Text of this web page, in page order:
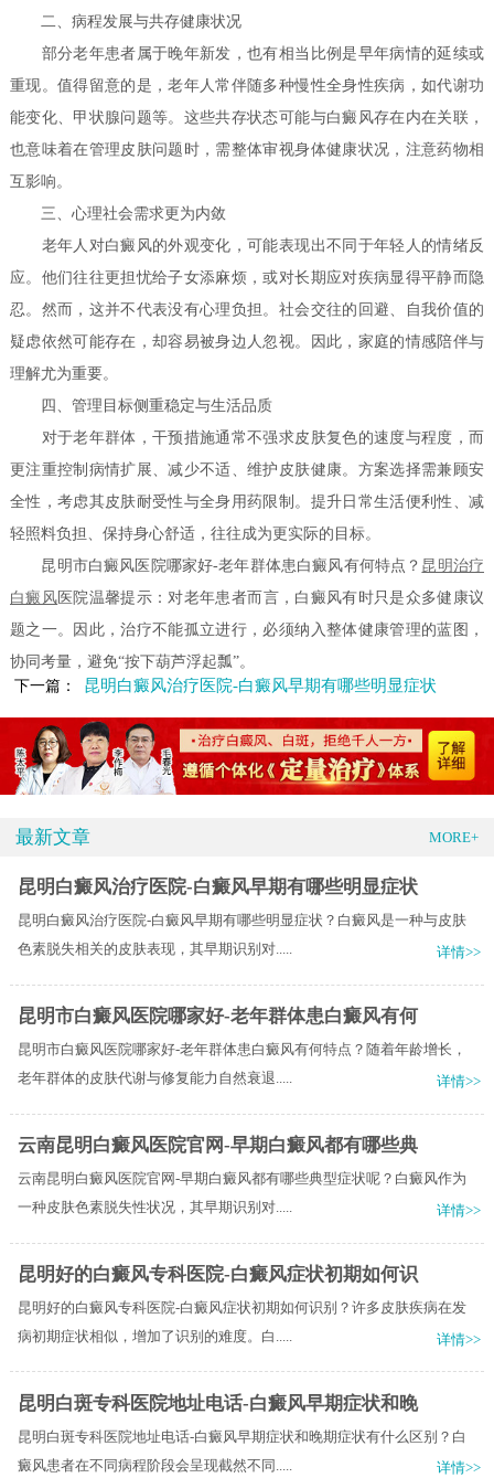
二、病程发展与共存健康状况
部分老年患者属于晚年新发，也有相当比例是早年病情的延续或
重现。值得留意的是，老年人常伴随多种慢性全身性疾病，如代谢功
能变化、甲状腺问题等。这些共存状态可能与白癜风存在内在关联，
也意味着在管理皮肤问题时，需整体审视身体健康状况，注意药物相
互影响。
三、心理社会需求更为内敛
老年人对白癜风的外观变化，可能表现出不同于年轻人的情绪反
应。他们往往更担忧给子女添麻烦，或对长期应对疾病显得平静而隐
忍。然而，这并不代表没有心理负担。社会交往的回避、自我价值的
疑虑依然可能存在，却容易被身边人忽视。因此，家庭的情感陪伴与
理解尤为重要。
四、管理目标侧重稳定与生活品质
对于老年群体，干预措施通常不强求皮肤复色的速度与程度，而
更注重控制病情扩展、减少不适、维护皮肤健康。方案选择需兼顾安
全性，考虑其皮肤耐受性与全身用药限制。提升日常生活便利性、减
轻照料负担、保持身心舒适，往往成为更实际的目标。
昆明市白癜风医院哪家好-老年群体患白癜风有何特点？ 昆明治疗
白癜风 医院温馨提示：对老年患者而言，白癜风有时只是众多健康议
题之一。因此，治疗不能孤立进行，必须纳入整体健康管理的蓝图，
协同考量，避免“按下葫芦浮起瓢”。
下一篇：
昆明白癜风治疗医院-白癜风早期有哪些明显症状
最新文章 MORE+
昆明白癜风治疗医院-白癜风早期有哪些明显症状
昆明白癜风治疗医院-白癜风早期有哪些明显症状？白癜风是一种与皮肤
色素脱失相关的皮肤表现，其早期识别对.....
详情>>
昆明市白癜风医院哪家好-老年群体患白癜风有何
昆明市白癜风医院哪家好-老年群体患白癜风有何特点？随着年龄增长，
老年群体的皮肤代谢与修复能力自然衰退.....
详情>>
云南昆明白癜风医院官网-早期白癜风都有哪些典
云南昆明白癜风医院官网-早期白癜风都有哪些典型症状呢？白癜风作为
一种皮肤色素脱失性状况，其早期识别对.....
详情>>
昆明好的白癜风专科医院-白癜风症状初期如何识
昆明好的白癜风专科医院-白癜风症状初期如何识别？许多皮肤疾病在发
病初期症状相似，增加了识别的难度。白.....
详情>>
昆明白斑专科医院地址电话-白癜风早期症状和晚
昆明白斑专科医院地址电话-白癜风早期症状和晚期症状有什么区别？白
癜风患者在不同病程阶段会呈现截然不同.....
详情>>